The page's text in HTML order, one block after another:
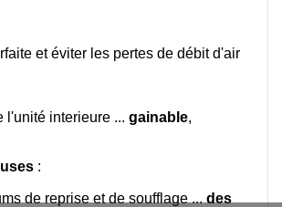
et éviter les pertes de débit d'air
l'unité interieure ... gainable,
:
de reprise et de soufflage ... des